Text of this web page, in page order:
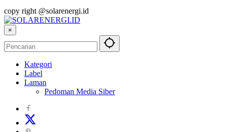
copy right @solarenergi.id
×
Kategori
Label
Laman
Pedoman Media Siber